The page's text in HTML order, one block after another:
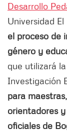
Desarrollo
Universidad
el proceso de
género y
que utilizará
Investigación
para
orientadores
oficiales de